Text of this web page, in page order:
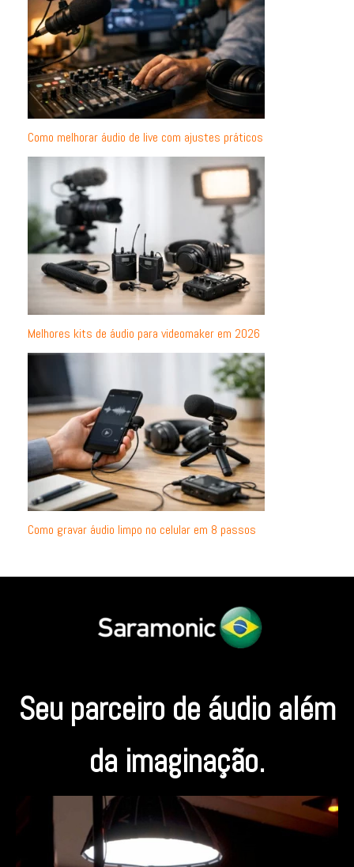
Como melhorar áudio de live com ajustes práticos
Melhores kits de áudio para videomaker em 2026
Como gravar áudio limpo no celular em 8 passos
Seu parceiro de áudio além
da imaginação.